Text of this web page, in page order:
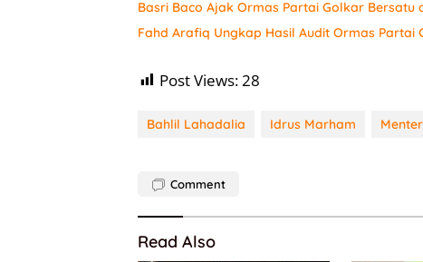
Basri Baco Ajak Ormas Partai Golkar Bersatu
Fahd Arafiq Ungkap Hasil Audit Ormas Partai
Post Views:28
Bahlil Lahadalia Idrus Marham
Comment
Read Also